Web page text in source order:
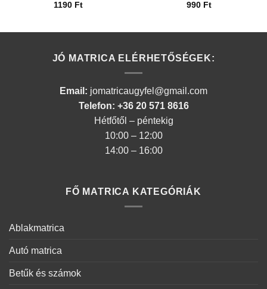
1190 Ft
990 Ft
JÓ MATRICA ELÉRHETŐSÉGEK:
Email: jomatricaugyfel@gmail.com
Telefon: +36 20 571 8616
Hétfőtől – péntekig
10:00 – 12:00
14:00 – 16:00
FŐ MATRICA KATEGÓRIÁK
Ablakmatrica
Autó matrica
Betűk és számok